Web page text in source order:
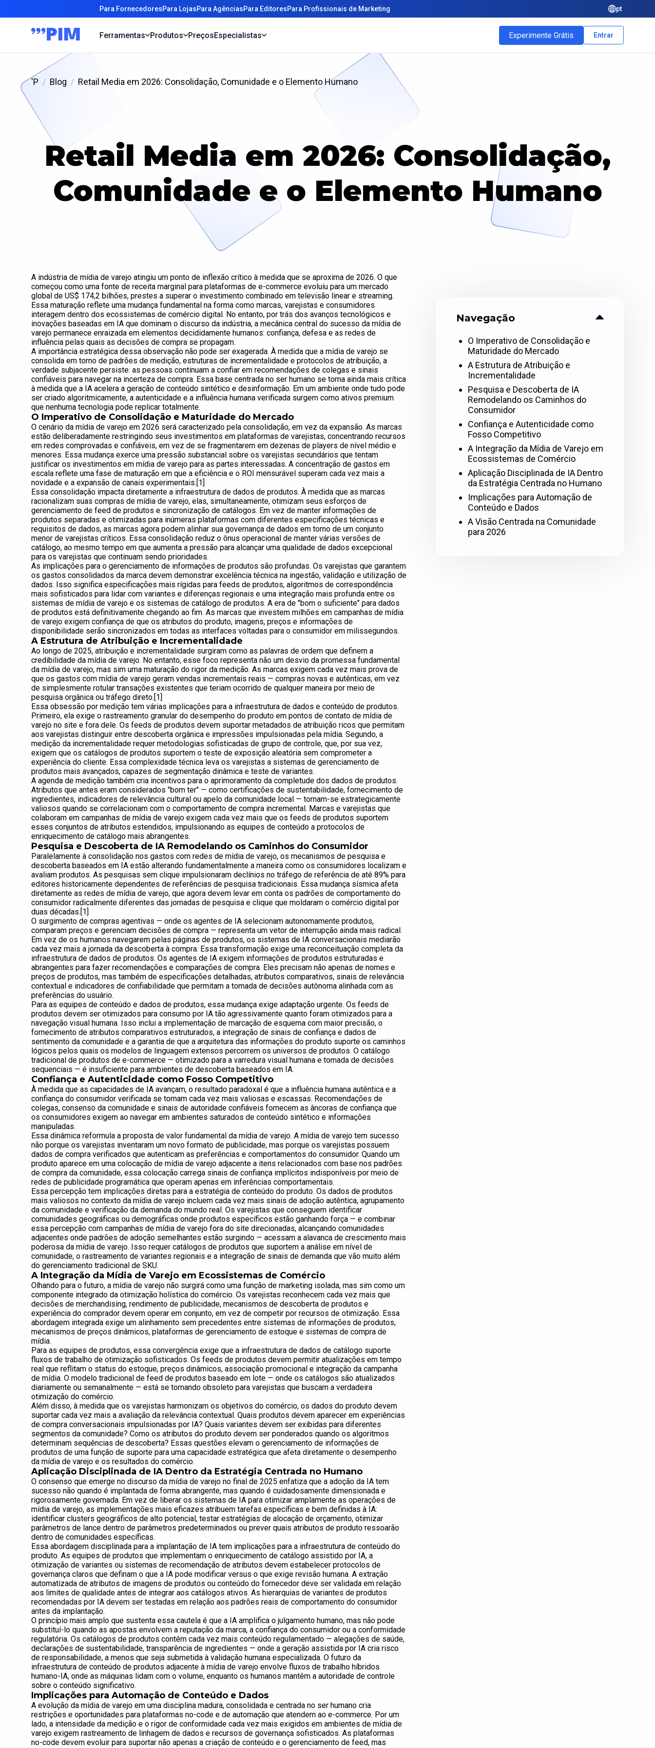
Para FornecedoresPara LojasPara AgênciasPara EditoresPara Profissionais de Marketing pt
Ferramentas Produtos PreçosEspecialistas Experimente Grátis Entrar
'P Blog Retail Media em 2026: Consolidação, Comunidade e o Elemento Humano
Retail Media em 2026: Consolidação,
Comunidade e o Elemento Humano
A indústria de mídia de varejo atingiu um ponto de inflexão crítico à medida que se aproxima de 2026. O que
começou como uma fonte de receita marginal para plataformas de e-commerce evoluiu para um mercado
global de US$ 174,2 bilhões, prestes a superar o investimento combinado em televisão linear e streaming.
Essa maturação reflete uma mudança fundamental na forma como marcas, varejistas e consumidores
interagem dentro dos ecossistemas de comércio digital. No entanto, por trás dos avanços tecnológicos e
inovações baseadas em IA que dominam o discurso da indústria, a mecânica central do sucesso da mídia de
varejo permanece enraizada em elementos decididamente humanos: confiança, defesa e as redes de
influência pelas quais as decisões de compra se propagam.
A importância estratégica dessa observação não pode ser exagerada. À medida que a mídia de varejo se
consolida em torno de padrões de medição, estruturas de incrementalidade e protocolos de atribuição, a
verdade subjacente persiste: as pessoas continuam a confiar em recomendações de colegas e sinais
confiáveis para navegar na incerteza de compra. Essa base centrada no ser humano se torna ainda mais crítica
à medida que a IA acelera a geração de conteúdo sintético e desinformação. Em um ambiente onde tudo pode
ser criado algoritmicamente, a autenticidade e a influência humana verificada surgem como ativos premium
que nenhuma tecnologia pode replicar totalmente.
O Imperativo de Consolidação e Maturidade do Mercado
O cenário da mídia de varejo em 2026 será caracterizado pela consolidação, em vez da expansão. As marcas
estão deliberadamente restringindo seus investimentos em plataformas de varejistas, concentrando recursos
em redes comprovadas e confiáveis, em vez de se fragmentarem em dezenas de players de nível médio e
menores. Essa mudança exerce uma pressão substancial sobre os varejistas secundários que tentam
justificar os investimentos em mídia de varejo para as partes interessadas. A concentração de gastos em
escala reflete uma fase de maturação em que a eficiência e o ROI mensurável superam cada vez mais a
novidade e a expansão de canais experimentais.[1]
Essa consolidação impacta diretamente a infraestrutura de dados de produtos. À medida que as marcas
racionalizam suas compras de mídia de varejo, elas, simultaneamente, otimizam seus esforços de
gerenciamento de feed de produtos e sincronização de catálogos. Em vez de manter informações de
produtos separadas e otimizadas para inúmeras plataformas com diferentes especificações técnicas e
requisitos de dados, as marcas agora podem alinhar sua governança de dados em torno de um conjunto
menor de varejistas críticos. Essa consolidação reduz o ônus operacional de manter várias versões de
catálogo, ao mesmo tempo em que aumenta a pressão para alcançar uma qualidade de dados excepcional
para os varejistas que continuam sendo prioridades.
As implicações para o gerenciamento de informações de produtos são profundas. Os varejistas que garantem
os gastos consolidados da marca devem demonstrar excelência técnica na ingestão, validação e utilização de
dados. Isso significa especificações mais rígidas para feeds de produtos, algoritmos de correspondência
mais sofisticados para lidar com variantes e diferenças regionais e uma integração mais profunda entre os
sistemas de mídia de varejo e os sistemas de catálogo de produtos. A era de "bom o suficiente" para dados
de produtos está definitivamente chegando ao fim. As marcas que investem milhões em campanhas de mídia
de varejo exigem confiança de que os atributos do produto, imagens, preços e informações de
disponibilidade serão sincronizados em todas as interfaces voltadas para o consumidor em milissegundos.
A Estrutura de Atribuição e Incrementalidade
Ao longo de 2025, atribuição e incrementalidade surgiram como as palavras de ordem que definem a
credibilidade da mídia de varejo. No entanto, esse foco representa não um desvio da promessa fundamental
da mídia de varejo, mas sim uma maturação do rigor da medição. As marcas exigem cada vez mais prova de
que os gastos com mídia de varejo geram vendas incrementais reais — compras novas e autênticas, em vez
de simplesmente rotular transações existentes que teriam ocorrido de qualquer maneira por meio de
pesquisa orgânica ou tráfego direto.[1]
Essa obsessão por medição tem várias implicações para a infraestrutura de dados e conteúdo de produtos.
Primeiro, ela exige o rastreamento granular do desempenho do produto em pontos de contato de mídia de
varejo no site e fora dele. Os feeds de produtos devem suportar metadados de atribuição ricos que permitam
aos varejistas distinguir entre descoberta orgânica e impressões impulsionadas pela mídia. Segundo, a
medição da incrementalidade requer metodologias sofisticadas de grupo de controle, que, por sua vez,
exigem que os catálogos de produtos suportem o teste de exposição aleatória sem comprometer a
experiência do cliente. Essa complexidade técnica leva os varejistas a sistemas de gerenciamento de
produtos mais avançados, capazes de segmentação dinâmica e teste de variantes.
A agenda de medição também cria incentivos para o aprimoramento da completude dos dados de produtos.
Atributos que antes eram considerados "bom ter" — como certificações de sustentabilidade, fornecimento de
ingredientes, indicadores de relevância cultural ou apelo da comunidade local — tornam-se estrategicamente
valiosos quando se correlacionam com o comportamento de compra incremental. Marcas e varejistas que
colaboram em campanhas de mídia de varejo exigem cada vez mais que os feeds de produtos suportem
esses conjuntos de atributos estendidos, impulsionando as equipes de conteúdo a protocolos de
enriquecimento de catálogo mais abrangentes.
Pesquisa e Descoberta de IA Remodelando os Caminhos do Consumidor
Paralelamente à consolidação nos gastos com redes de mídia de varejo, os mecanismos de pesquisa e
descoberta baseados em IA estão alterando fundamentalmente a maneira como os consumidores localizam e
avaliam produtos. As pesquisas sem clique impulsionaram declínios no tráfego de referência de até 89% para
editores historicamente dependentes de referências de pesquisa tradicionais. Essa mudança sísmica afeta
diretamente as redes de mídia de varejo, que agora devem levar em conta os padrões de comportamento do
consumidor radicalmente diferentes das jornadas de pesquisa e clique que moldaram o comércio digital por
duas décadas.[1]
O surgimento de compras agentivas — onde os agentes de IA selecionam autonomamente produtos,
comparam preços e gerenciam decisões de compra — representa um vetor de interrupção ainda mais radical.
Em vez de os humanos navegarem pelas páginas de produtos, os sistemas de IA conversacionais mediarão
cada vez mais a jornada da descoberta à compra. Essa transformação exige uma reconceituação completa da
infraestrutura de dados de produtos. Os agentes de IA exigem informações de produtos estruturadas e
abrangentes para fazer recomendações e comparações de compra. Eles precisam não apenas de nomes e
preços de produtos, mas também de especificações detalhadas, atributos comparativos, sinais de relevância
contextual e indicadores de confiabilidade que permitam a tomada de decisões autônoma alinhada com as
preferências do usuário.
Para as equipes de conteúdo e dados de produtos, essa mudança exige adaptação urgente. Os feeds de
produtos devem ser otimizados para consumo por IA tão agressivamente quanto foram otimizados para a
navegação visual humana. Isso inclui a implementação de marcação de esquema com maior precisão, o
fornecimento de atributos comparativos estruturados, a integração de sinais de confiança e dados de
sentimento da comunidade e a garantia de que a arquitetura das informações do produto suporte os caminhos
lógicos pelos quais os modelos de linguagem extensos percorrem os universos de produtos. O catálogo
tradicional de produtos de e-commerce — otimizado para a varredura visual humana e tomada de decisões
sequenciais — é insuficiente para ambientes de descoberta baseados em IA.
Confiança e Autenticidade como Fosso Competitivo
À medida que as capacidades de IA avançam, o resultado paradoxal é que a influência humana autêntica e a
confiança do consumidor verificada se tornam cada vez mais valiosas e escassas. Recomendações de
colegas, consenso da comunidade e sinais de autoridade confiáveis fornecem as âncoras de confiança que
os consumidores exigem ao navegar em ambientes saturados de conteúdo sintético e informações
manipuladas.
Essa dinâmica reformula a proposta de valor fundamental da mídia de varejo. A mídia de varejo tem sucesso
não porque os varejistas inventaram um novo formato de publicidade, mas porque os varejistas possuem
dados de compra verificados que autenticam as preferências e comportamentos do consumidor. Quando um
produto aparece em uma colocação de mídia de varejo adjacente a itens relacionados com base nos padrões
de compra da comunidade, essa colocação carrega sinais de confiança implícitos indisponíveis por meio de
redes de publicidade programática que operam apenas em inferências comportamentais.
Essa percepção tem implicações diretas para a estratégia de conteúdo do produto. Os dados de produtos
mais valiosos no contexto da mídia de varejo incluem cada vez mais sinais de adoção autêntica, agrupamento
da comunidade e verificação da demanda do mundo real. Os varejistas que conseguem identificar
comunidades geográficas ou demográficas onde produtos específicos estão ganhando força — e combinar
essa percepção com campanhas de mídia de varejo fora do site direcionadas, alcançando comunidades
adjacentes onde padrões de adoção semelhantes estão surgindo — acessam a alavanca de crescimento mais
poderosa da mídia de varejo. Isso requer catálogos de produtos que suportem a análise em nível de
comunidade, o rastreamento de variantes regionais e a integração de sinais de demanda que vão muito além
do gerenciamento tradicional de SKU.
A Integração da Mídia de Varejo em Ecossistemas de Comércio
Olhando para o futuro, a mídia de varejo não surgirá como uma função de marketing isolada, mas sim como um
componente integrado da otimização holística do comércio. Os varejistas reconhecem cada vez mais que
decisões de merchandising, rendimento de publicidade, mecanismos de descoberta de produtos e
experiência do comprador devem operar em conjunto, em vez de competir por recursos de otimização. Essa
abordagem integrada exige um alinhamento sem precedentes entre sistemas de informações de produtos,
mecanismos de preços dinâmicos, plataformas de gerenciamento de estoque e sistemas de compra de
mídia.
Para as equipes de produtos, essa convergência exige que a infraestrutura de dados de catálogo suporte
fluxos de trabalho de otimização sofisticados. Os feeds de produtos devem permitir atualizações em tempo
real que reflitam o status do estoque, preços dinâmicos, associação promocional e integração da campanha
de mídia. O modelo tradicional de feed de produtos baseado em lote — onde os catálogos são atualizados
diariamente ou semanalmente — está se tornando obsoleto para varejistas que buscam a verdadeira
otimização do comércio.
Além disso, à medida que os varejistas harmonizam os objetivos do comércio, os dados do produto devem
suportar cada vez mais a avaliação da relevância contextual. Quais produtos devem aparecer em experiências
de compra conversacionais impulsionadas por IA? Quais variantes devem ser exibidas para diferentes
segmentos da comunidade? Como os atributos do produto devem ser ponderados quando os algoritmos
determinam sequências de descoberta? Essas questões elevam o gerenciamento de informações de
produtos de uma função de suporte para uma capacidade estratégica que afeta diretamente o desempenho
da mídia de varejo e os resultados do comércio.
Aplicação Disciplinada de IA Dentro da Estratégia Centrada no Humano
O consenso que emerge no discurso da mídia de varejo no final de 2025 enfatiza que a adoção da IA tem
sucesso não quando é implantada de forma abrangente, mas quando é cuidadosamente dimensionada e
rigorosamente governada. Em vez de liberar os sistemas de IA para otimizar amplamente as operações de
mídia de varejo, as implementações mais eficazes atribuem tarefas específicas e bem definidas à IA:
identificar clusters geográficos de alto potencial, testar estratégias de alocação de orçamento, otimizar
parâmetros de lance dentro de parâmetros predeterminados ou prever quais atributos de produto ressoarão
dentro de comunidades específicas.
Essa abordagem disciplinada para a implantação de IA tem implicações para a infraestrutura de conteúdo do
produto. As equipes de produtos que implementam o enriquecimento de catálogo assistido por IA, a
otimização de variantes ou sistemas de recomendação de atributos devem estabelecer protocolos de
governança claros que definam o que a IA pode modificar versus o que exige revisão humana. A extração
automatizada de atributos de imagens de produtos ou conteúdo do fornecedor deve ser validada em relação
aos limites de qualidade antes de integrar aos catálogos ativos. As hierarquias de variantes de produtos
recomendadas por IA devem ser testadas em relação aos padrões reais de comportamento do consumidor
antes da implantação.
O princípio mais amplo que sustenta essa cautela é que a IA amplifica o julgamento humano, mas não pode
substituí-lo quando as apostas envolvem a reputação da marca, a confiança do consumidor ou a conformidade
regulatória. Os catálogos de produtos contêm cada vez mais conteúdo regulamentado — alegações de saúde,
declarações de sustentabilidade, transparência de ingredientes — onde a geração assistida por IA cria risco
de responsabilidade, a menos que seja submetida à validação humana especializada. O futuro da
infraestrutura de conteúdo de produtos adjacente à mídia de varejo envolve fluxos de trabalho híbridos
humano-IA, onde as máquinas lidam com o volume, enquanto os humanos mantêm a autoridade de controle
sobre o conteúdo significativo.
Implicações para Automação de Conteúdo e Dados
A evolução da mídia de varejo em uma disciplina madura, consolidada e centrada no ser humano cria
restrições e oportunidades para plataformas no-code e de automação que atendem ao e-commerce. Por um
lado, a intensidade da medição e o rigor de conformidade cada vez mais exigidos em ambientes de mídia de
varejo exigem rastreamento de linhagem de dados e recursos de governança sofisticados. As plataformas
no-code devem evoluir para suportar não apenas a criação de conteúdo e o gerenciamento de feed, mas
Navegação
O Imperativo de Consolidação e
Maturidade do Mercado
A Estrutura de Atribuição e
Incrementalidade
Pesquisa e Descoberta de IA
Remodelando os Caminhos do
Consumidor
Confiança e Autenticidade como
Fosso Competitivo
A Integração da Mídia de Varejo em
Ecossistemas de Comércio
Aplicação Disciplinada de IA Dentro
da Estratégia Centrada no Humano
Implicações para Automação de
Conteúdo e Dados
A Visão Centrada na Comunidade
para 2026